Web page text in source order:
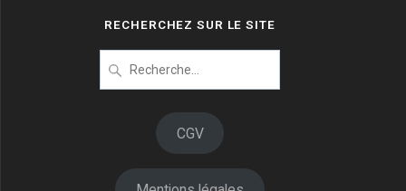
RECHERCHEZ SUR LE SITE
pour
CGV